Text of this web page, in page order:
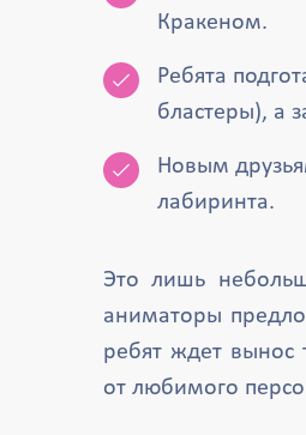
Кракеном.
Ребята
бластеры), а
Новым
лабиринта.
Это лишь
аниматоры
ребят ждет вынос
от любимого